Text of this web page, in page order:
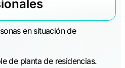
en situación de
de planta de residencias.